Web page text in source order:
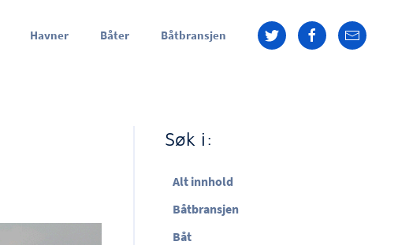
Havner Båter Båtbransjen
Søk i:
Alt innhold
Båtbransjen
Båt